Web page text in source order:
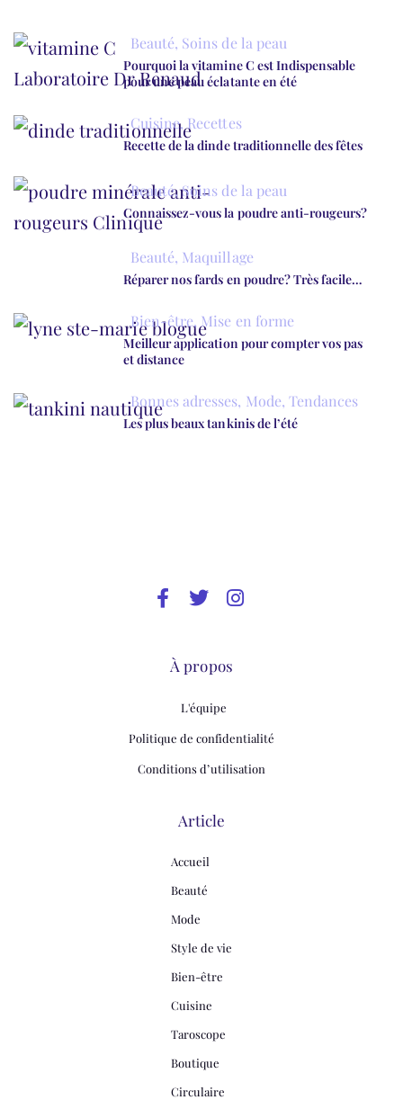
Beauté, Soins de la peau
Pourquoi la vitamine C est Indispensable
pour une peau éclatante en été
Cuisine, Recettes
Recette de la dinde traditionnelle des fêtes
Beauté,Soins de la peau
Connaissez-vous la poudre anti-rougeurs?
Beauté, Maquillage
Réparer nos fards en poudre? Très facile…
Bien-être, Mise en forme
Meilleur application pour compter vos pas
et distance
Bonnes adresses, Mode, Tendances
Les plus beaux tankinis de l’été
À propos
L'équipe
Politique de confidentialité
Conditions d’utilisation
Article
Accueil
Beauté
Mode
Style de vie
Bien-être
Cuisine
Taroscope
Boutique
Circulaire